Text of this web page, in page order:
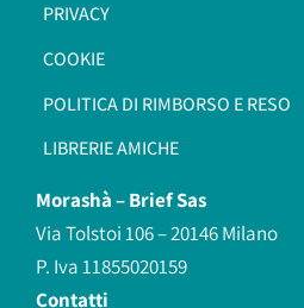
PRIVACY
COOKIE
POLITICA DI RIMBORSO E RESO
LIBRERIE AMICHE
Morashà –Brief Sas
Via Tolstoi 106 – 20146 Milano
P. Iva 11855020159
Contatti